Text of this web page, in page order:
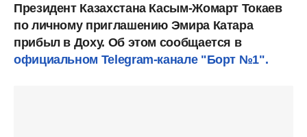
Президент Казахстана Касым-Жомарт Токаев
по личному приглашению Эмира Катара
прибыл в Доху. Об этом сообщается в
официальном Telegram-канале "Борт №1".